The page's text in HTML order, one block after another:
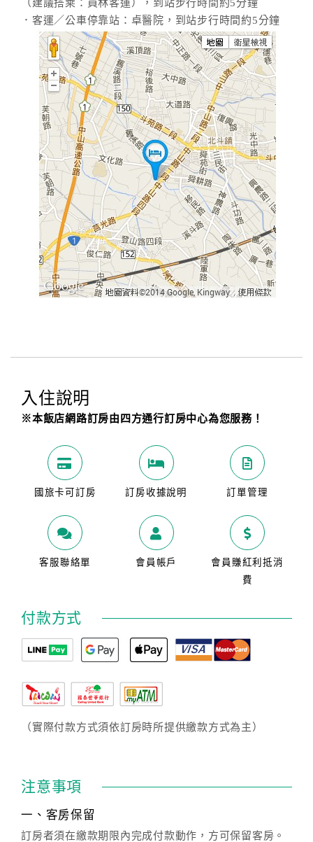
（建議搭乘：員林客運），到站步行時間約5分鐘
．客運／公車停靠站：卓醫院，到站步行時間約5分鐘
入住說明
※本飯店網路訂房由四方通行訂房中心為您服務！
國旅卡可訂房 訂房收據說明 訂單管理
客服聯絡單 會員帳戶
會員賺紅利抵消
費
付款方式
（實際付款方式須依訂房時所提供繳款方式為主）
注意事項
一、客房保留
訂房者須在繳款期限內完成付款動作，方可保留客房。